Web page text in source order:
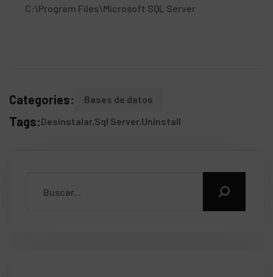
C:\Program Files\Microsoft SQL Server
Categories: Bases de datos
Tags:Desinstalar Sql Server Uninstall